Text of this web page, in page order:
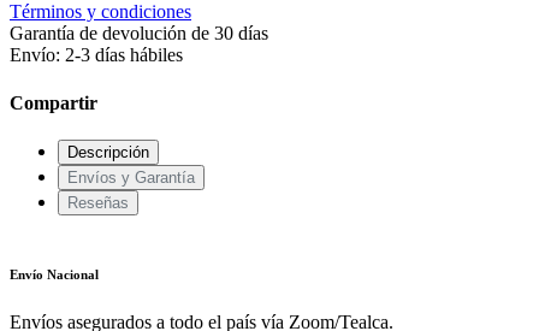
Términos y condiciones
Garantía de devolución de 30 días
Envío: 2-3 días hábiles
Compartir
Descripción
Envíos y Garantía
Reseñas
Envío Nacional
Envíos asegurados a todo el país vía Zoom/Tealca.